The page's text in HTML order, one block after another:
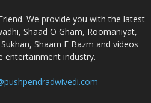
We provide you with the latest
Shaad O Gham, Roomaniyat,
Shaam E Bazm and videos
entertainment industry.